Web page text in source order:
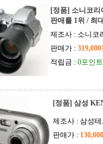
[정품] 소니코리
판매률 1위 / 최
제조사 : 소니코
판매가 :
적립금 : 0포인트
[정품] 삼성
제조사 : 삼성
판매가 :